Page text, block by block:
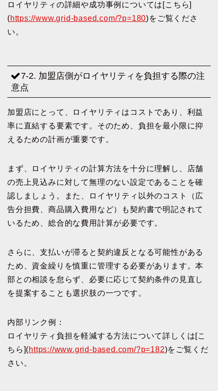
ロイヤリティの詳細や成功事例については[こちら]
(https://www.grid-based.com/?p=180)をご覧くださ
い。
7-2. 加盟店側がロイヤリティを負担する際の注
意点
加盟店にとって、ロイヤリティはコストであり、利益
率に直結する要素です。そのため、負担を最小限に抑
えるための計画が重要です。
まず、ロイヤリティの計算方法を十分に理解し、店舗
の売上見込みに対して無理のない設定であることを確
認しましょう。また、ロイヤリティ以外のコスト（広
告分担費、商品購入費用など）も契約書で明記されて
いるため、総合的な費用計算が必要です。
さらに、支払いが滞ると契約違反となる可能性がある
ため、資金繰りを慎重に管理する必要があります。本
部との相談を怠らず、必要に応じて契約条件の見直し
を提案することも選択肢の一つです。
内部リンク例：
ロイヤリティ負担を軽減する方法について詳しくは[こ
ちら](https://www.grid-based.com/?p=182)をご覧くだ
さい。